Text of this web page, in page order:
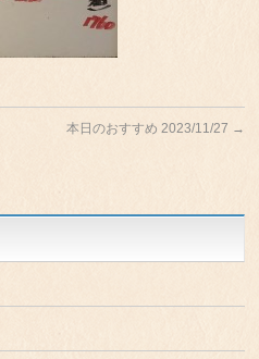
本日のおすすめ 2023/11/27 →